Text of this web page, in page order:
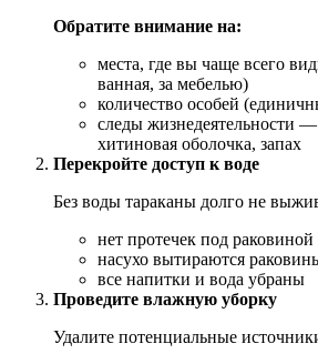
Обратите внимание на:
места, где вы чаще всего
ванная, за мебелью)
количество особей
следы жизнедеятельности
хитиновая оболочка, запах
Перекройте доступ к воде
Без воды тараканы долго не
нет протечек под раковиной
насухо вытираются
все напитки и вода убраны
Проведите влажную уборку
Удалите потенциальные